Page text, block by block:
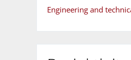
Engineering and